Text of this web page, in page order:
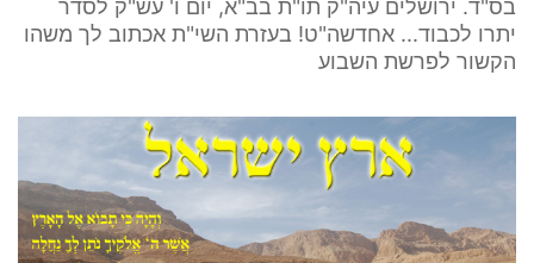
בס"ד. ירושלים עיה"ק תו"ת בב"א, יום ו' עש"ק לסדר
יתרו לכבוד... אחדשה"ט! בעזרת השי"ת אכתוב לך משהו
הקשור לפרשת השבוע